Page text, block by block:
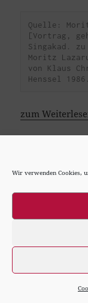
Wir verwenden Cookies,
Quelle:
[Vortrag,
Singakad.
Moritz
von Klaus
Henssel
zum